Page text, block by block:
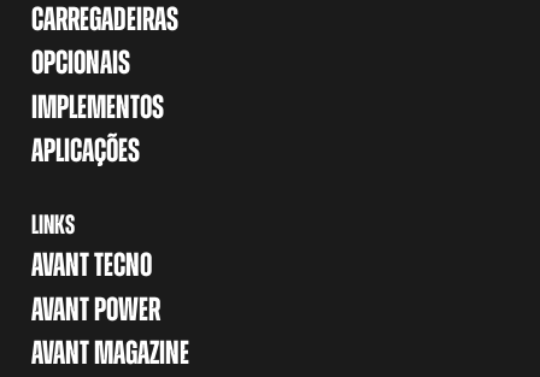
CARREGADEIRAS
OPCIONAIS
IMPLEMENTOS
APLICAÇÕES
LINKS
AVANT TECNO
AVANT POWER
AVANT MAGAZINE